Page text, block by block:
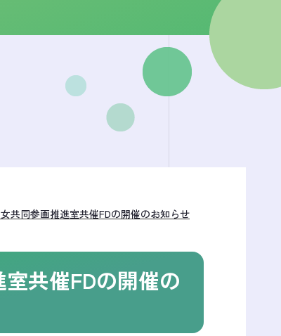
共同参画推進室共催FDの開催のお知らせ
共催FDの開催の